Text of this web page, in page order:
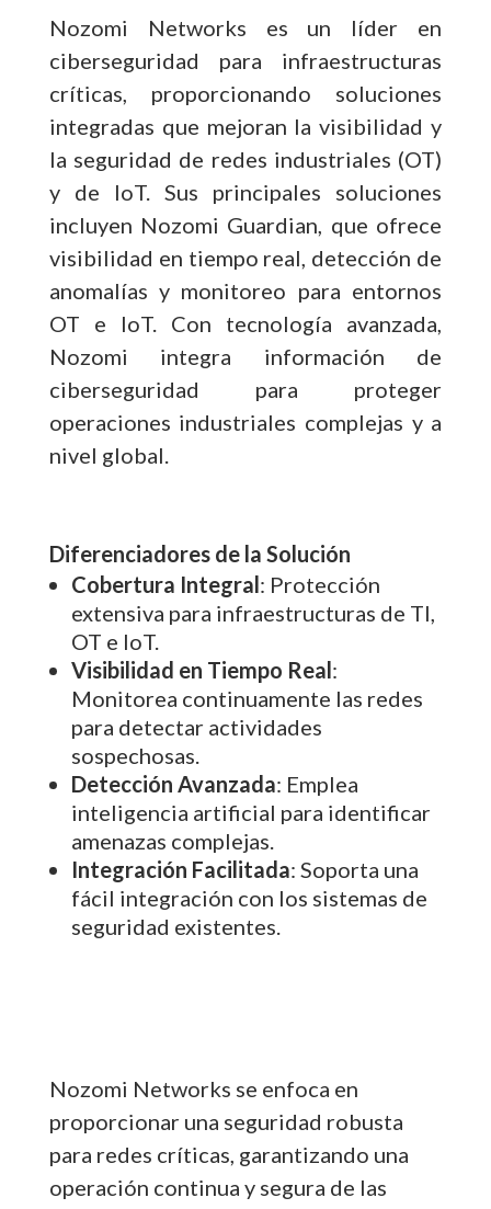
Nozomi Networks es un líder en
ciberseguridad para infraestructuras
críticas, proporcionando soluciones
integradas que mejoran la visibilidad y
la seguridad de redes industriales (OT)
y de IoT. Sus principales soluciones
incluyen Nozomi Guardian, que ofrece
visibilidad en tiempo real, detección de
anomalías y monitoreo para entornos
OT e IoT. Con tecnología avanzada,
Nozomi integra información de
ciberseguridad para proteger
operaciones industriales complejas y a
nivel global.
Diferenciadores de la Solución
Cobertura Integral: Protección
extensiva para infraestructuras de TI,
OT e IoT.
Visibilidad en Tiempo Real:
Monitorea continuamente las redes
para detectar actividades
sospechosas.
Detección Avanzada: Emplea
inteligencia artificial para identificar
amenazas complejas.
Integración Facilitada: Soporta una
fácil integración con los sistemas de
seguridad existentes.
Nozomi Networks se enfoca en
proporcionar una seguridad robusta
para redes críticas, garantizando una
operación continua y segura de las